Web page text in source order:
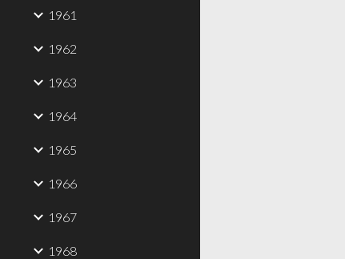
1961
1962
1963
1964
1965
1966
1967
1968